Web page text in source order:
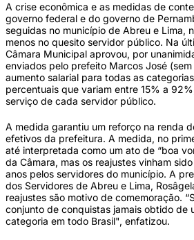
A crise econômica e as medidas de
governo federal e do governo de
seguidas no município de Abreu e Lima,
menos no quesito servidor público. Na
Câmara Municipal aprovou, por
enviados pelo prefeito Marcos José
aumento salarial para todas as
percentuais que variam entre 15% a
serviço de cada servidor público.
A medida garantiu um reforço na renda
efetivos da prefeitura. A medida, no
até interpretada como um ato de “boa
da Câmara, mas os reajustes vinham
anos pelos servidores do município. A
dos Servidores de Abreu e Lima,
reajustes são motivo de comemoração.
conjunto de conquistas jamais obtido de
categoria em todo Brasil", enfatizou.